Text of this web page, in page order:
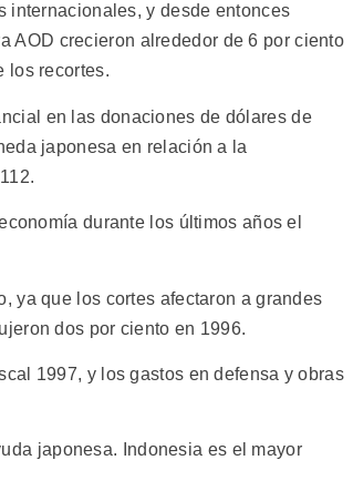
internacionales, y desde entonces
AOD crecieron alrededor de 6 por ciento
los recortes.
en las donaciones de dólares de
japonesa en relación a la
durante los últimos años el
ya que los cortes afectaron a grandes
dos por ciento en 1996.
1997, y los gastos en defensa y obras
japonesa. Indonesia es el mayor